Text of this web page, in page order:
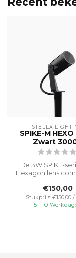
STELLA
SPIKE-M
Zwart
De 3W SPIKE-
Hexagon lens
modern de...
€150,00
Stukprijs: €150,00
5 - 10